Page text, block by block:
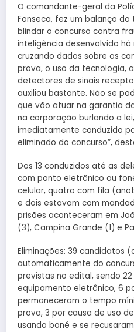
O comandante-geral da
Fonseca, fez um balanço
blindar o concurso contra
inteligência desenvolvido há
cruzando dados sobre os
prova, o uso da tecnologia,
detectores de sinais
auxiliou bastante. Não se
que vão atuar na garantia
na corporação burlando a
imediatamente conduzido
eliminado do concurso”,
Dos 13 conduzidos até as
com ponto eletrônico ou
celular, quatro com fila
e dois estavam com
prisões aconteceram em
(3), Campina Grande (1) e
Eliminações: 39 candidatos
automaticamente do
previstas no edital, sendo
equipamento eletrônico, 6
permaneceram o tempo
prova, 3 por causa de uso
usando boné e se